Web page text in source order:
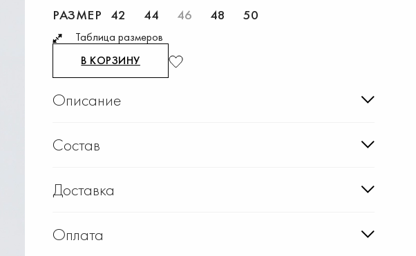
РАЗМЕР 42 44 46 48 50
Таблица размеров
В КОРЗИНУ
Описание
Состав
Доставка
Оплата